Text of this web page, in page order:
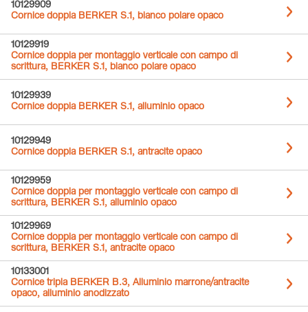
10129909
Cornice doppia BERKER S.1, bianco polare opaco
10129919
Cornice doppia per montaggio verticale con campo di
scrittura, BERKER S.1, bianco polare opaco
10129939
Cornice doppia BERKER S.1, alluminio opaco
10129949
Cornice doppia BERKER S.1, antracite opaco
10129959
Cornice doppia per montaggio verticale con campo di
scrittura, BERKER S.1, alluminio opaco
10129969
Cornice doppia per montaggio verticale con campo di
scrittura, BERKER S.1, antracite opaco
10133001
Cornice tripla BERKER B.3, Alluminio marrone/antracite
opaco, alluminio anodizzato